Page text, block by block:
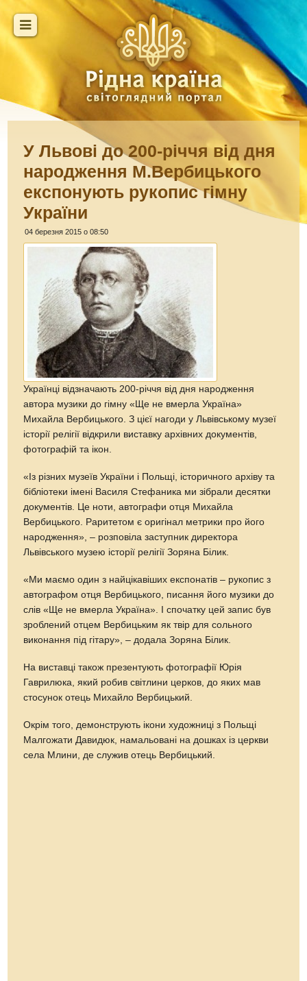
У Львові до 200-річчя від дня
народження М.Вербицького
експонують рукопис гімну
України
04 березня 2015 о 08:50
Українці відзначають 200-річчя від дня народження
автора музики до гімну «Ще не вмерла Україна»
Михайла Вербицького. З цієї нагоди у Львівському музеї
історії релігії відкрили виставку архівних документів,
фотографій та ікон.
«Із різних музеїв України і Польщі, історичного архіву та
бібліотеки імені Василя Стефаника ми зібрали десятки
документів. Це ноти, автографи отця Михайла
Вербицького. Раритетом є оригінал метрики про його
народження», – розповіла заступник директора
Львівського музею історії релігії Зоряна Білик.
«Ми маємо один з найцікавіших експонатів – рукопис з
автографом отця Вербицького, писання його музики до
слів «Ще не вмерла Україна». І спочатку цей запис був
зроблений отцем Вербицьким як твір для сольного
виконання під гітару», – додала Зоряна Білик.
На виставці також презентують фотографії Юрія
Гаврилюка, який робив світлини церков, до яких мав
стосунок отець Михайло Вербицький.
Окрім того, демонструють ікони художниці з Польщі
Малгожати Давидюк, намальовані на дошках із церкви
села Млини, де служив отець Вербицький.